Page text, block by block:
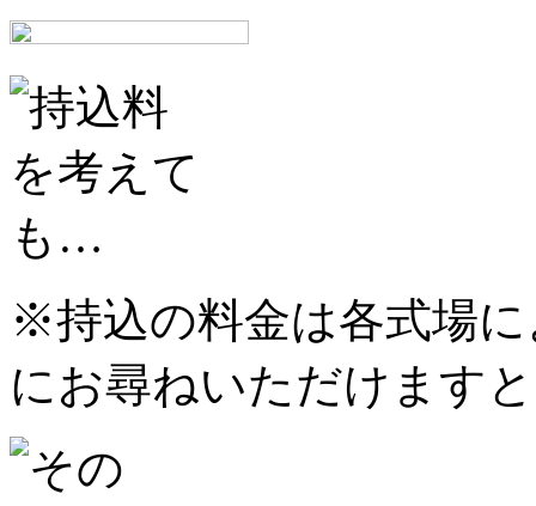
※持込の料金は各式場
にお尋ねいただけます